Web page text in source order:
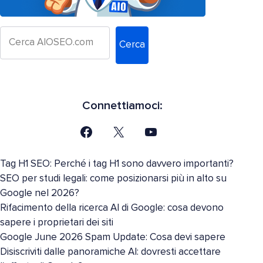
Cerca
Connettiamoci:
Tag H1 SEO: Perché i tag H1 sono davvero importanti?
SEO per studi legali: come posizionarsi più in alto su
Google nel 2026?
Rifacimento della ricerca AI di Google: cosa devono
sapere i proprietari dei siti
Google June 2026 Spam Update: Cosa devi sapere
Disiscriviti dalle panoramiche AI: dovresti accettare